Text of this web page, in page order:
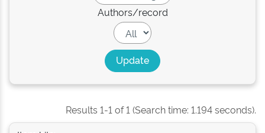
Authors/record
Results 1-1 of 1 (Search time: 1.194 seconds).